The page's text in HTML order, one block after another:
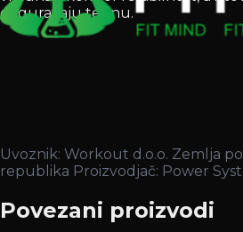
osiguravaju težinu.
Uvoznik: Workout d.o.o. Zemlja
republika Proizvodjač: Power
Povezani proizvodi